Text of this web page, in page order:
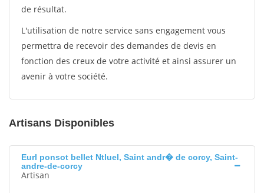
de résultat.
L'utilisation de notre service sans engagement vous
permettra de recevoir des demandes de devis en
fonction des creux de votre activité et ainsi assurer un
avenir à votre société.
Artisans Disponibles
Eurl ponsot bellet Ntluel, Saint andr� de corcy, Saint-
andre-de-corcy
Artisan